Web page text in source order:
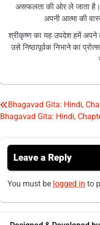
असफलता की ओर ले जाता है।
अपनी आत्मा की
श्रीकृष्ण का यह उपदेश हमें
उसे निष्ठापूर्वक निभाने का
Post
navigation
Bhagavad Gita: Hindi,
Bhagavad Gita: Hindi,
Leave a Reply
You must be logged in to